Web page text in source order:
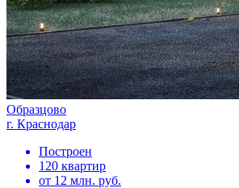
Образцово
г. Краснодар
Построен
120 квартир
от 12 млн. руб.